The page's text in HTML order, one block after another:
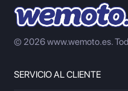
© 2026 www.wemoto.es.
SERVICIO AL CLIENTE